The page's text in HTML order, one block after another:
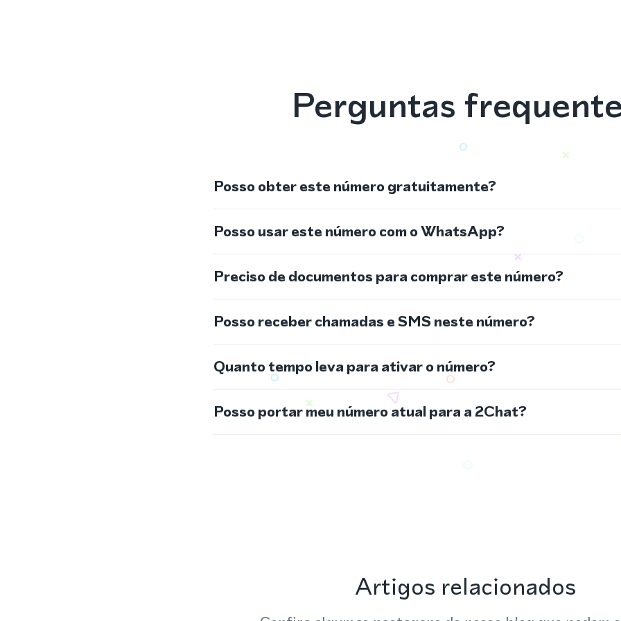
Perguntas
Posso obter este número gratuitamente?
Posso usar este número com o WhatsApp?
Preciso de documentos para comprar este número?
Posso receber chamadas e SMS neste número?
Quanto tempo leva para ativar o número?
Posso portar meu número atual para a 2Chat?
Artigos relacionados